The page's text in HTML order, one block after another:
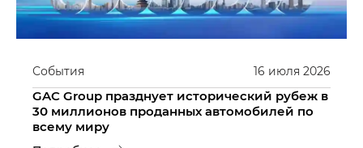
16 июля 2026
События
GAC Group празднует исторический рубеж в
30 миллионов проданных автомобилей по
всему миру